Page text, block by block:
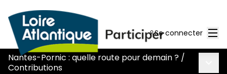
Se connecter
Nantes-Pornic : quelle route pour demain ? /
Contributions